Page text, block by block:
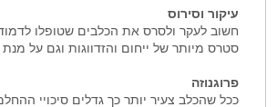
עיקור וסירוס
חשוב לעקר ולסרס את הכלבים שטופלו
סטרס מיותר של ייחום והזדווגות וגם על
פרוגנוזה
ככל שהכלב צעיר יותר כך גדלים סיכויי